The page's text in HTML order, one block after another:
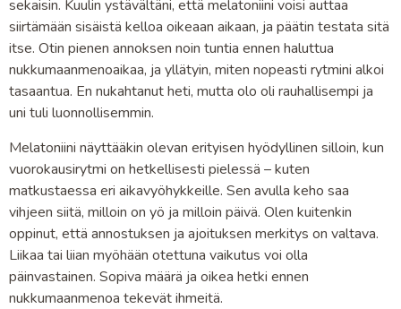
sekaisin. Kuulin ystävältäni, että melatoniini voisi auttaa
siirtämään sisäistä kelloa oikeaan aikaan, ja päätin testata sitä
itse. Otin pienen annoksen noin tuntia ennen haluttua
nukkumaanmenoaikaa, ja yllätyin, miten nopeasti rytmini alkoi
tasaantua. En nukahtanut heti, mutta olo oli rauhallisempi ja
uni tuli luonnollisemmin.
Melatoniini näyttääkin olevan erityisen hyödyllinen silloin, kun
vuorokausirytmi on hetkellisesti pielessä – kuten
matkustaessa eri aikavyöhykkeille. Sen avulla keho saa
vihjeen siitä, milloin on yö ja milloin päivä. Olen kuitenkin
oppinut, että annostuksen ja ajoituksen merkitys on valtava.
Liikaa tai liian myöhään otettuna vaikutus voi olla
päinvastainen. Sopiva määrä ja oikea hetki ennen
nukkumaanmenoa tekevät ihmeitä.